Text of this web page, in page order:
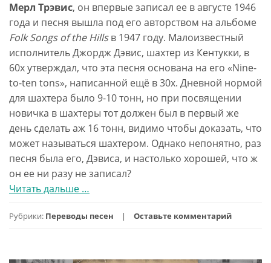
Мерл Трэвис, он впервые записал ее в августе 1946
года и песня вышла под его авторством на альбоме
Folk Songs of the Hillsв 1947 году. Малоизвестный
исполнитель Джордж Дэвис, шахтер из Кентукки, в
60х утверждал, что эта песня основана на его «Nine-
to-ten tons», написанной ещё в 30х. Дневной нормой
для шахтера было 9-10 тонн, но при посвящении
новичка в шахтеры тот должен был в первый же
день сделать аж 16 тонн, видимо чтобы доказать, что
может называться шахтером. Однако непонятно, раз
песня была его, Дэвиса, и настолько хорошей, что ж
он ее ни разу не записал?
Читать дальше про16
(Sixteen
…
Рубрики: Переводы песен Оставьте комментарий